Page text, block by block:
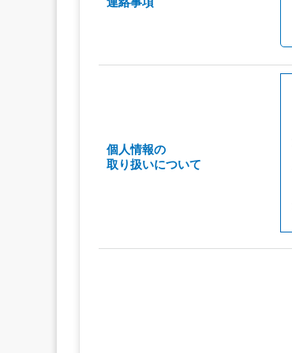
個人情報の
取り扱いについて